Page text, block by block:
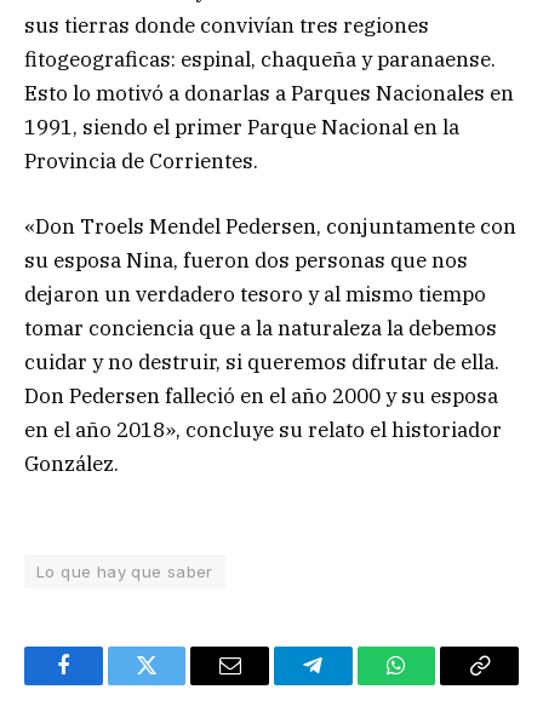
sus tierras donde convivían tres regiones
fitogeograficas: espinal, chaqueña y paranaense.
Esto lo motivó a donarlas a Parques Nacionales en
1991, siendo el primer Parque Nacional en la
Provincia de Corrientes.
«Don Troels Mendel Pedersen, conjuntamente con
su esposa Nina, fueron dos personas que nos
dejaron un verdadero tesoro y al mismo tiempo
tomar conciencia que a la naturaleza la debemos
cuidar y no destruir, si queremos difrutar de ella.
Don Pedersen falleció en el año 2000 y su esposa
en el año 2018», concluye su relato el historiador
González.
Lo que hay que saber
FacebookTwitter Email TelegramWhatsAppCopy